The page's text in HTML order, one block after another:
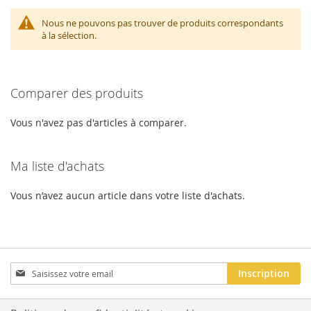
Nous ne pouvons pas trouver de produits correspondants
à la sélection.
Comparer des produits
Vous n'avez pas d'articles à comparer.
Ma liste d'achats
Vous n’avez aucun article dans votre liste d'achats.
Inscription
à
notre
Inscription